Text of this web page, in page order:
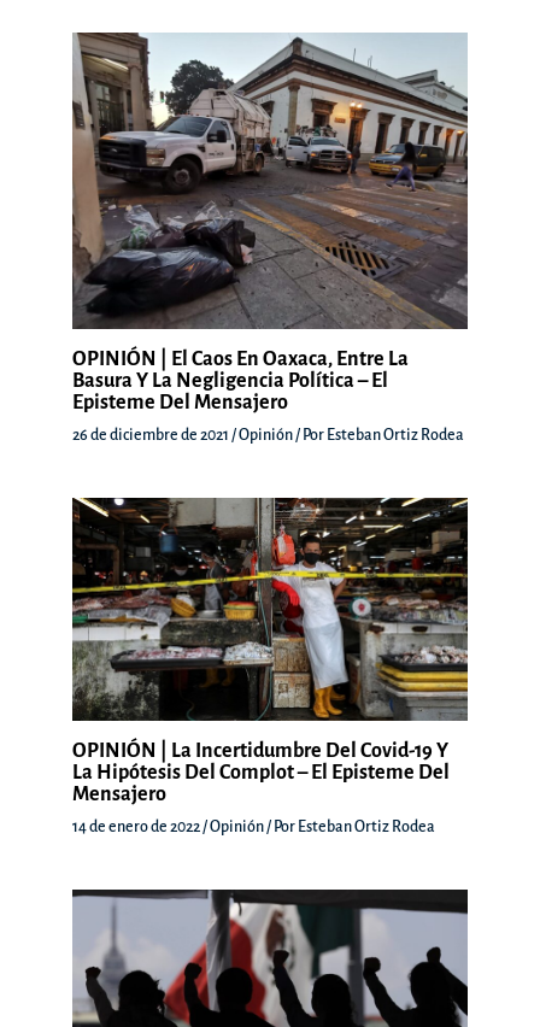
OPINIÓN | El Caos En Oaxaca, Entre La
Basura Y La Negligencia Política – El
Episteme Del Mensajero
26 de diciembre de 2021 /Opinión/ Por Esteban Ortiz Rodea
OPINIÓN | La Incertidumbre Del Covid-19 Y
La Hipótesis Del Complot – El Episteme Del
Mensajero
14 de enero de 2022 /Opinión / Por Esteban Ortiz Rodea